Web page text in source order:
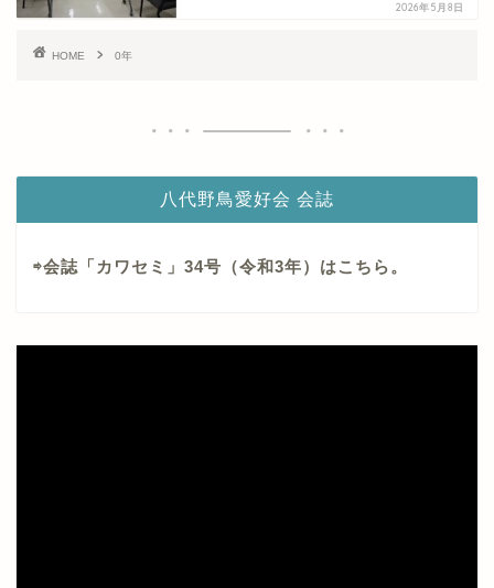
2026年5月8日
HOME 0年
八代野鳥愛好会 会誌
⇨会誌「カワセミ」34号（令和3年）はこちら。